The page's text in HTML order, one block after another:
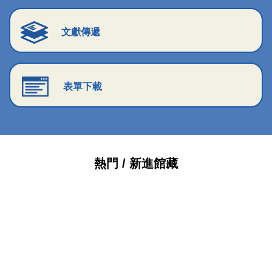
文獻傳遞
表單下載
熱門 / 新進館藏